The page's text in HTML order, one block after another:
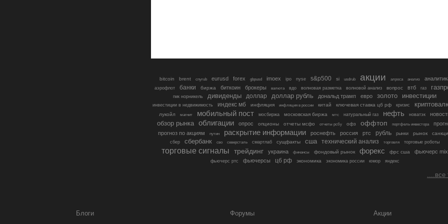
bitcoin brent cnyrub eurusd forex gbpusd imoex ipo nyse s&p500 si usdrub акции алроса анализ
аэрофлот банки биржа биткоин брокеры валюта вдо волновая разметка волновой анализ вопрос втб газ
гмк норникель дивиденды доллар доллар рубль дональд трамп евро золото инвестиции
инвестиции в недвижимость индекс мб инфляция инфляция в россии китай ключевая ставка цб рф кризис
лукойл магнит мобильный пост мосбиржа московская биржа мтс натуральный газ нефть новатэк
обзор рынка облигации опрос опционы отчеты мсфо отчеты рсбу офз оффтоп портфель инвестора
прогноз по акциям
путин раскрытие информации роснефть россия ртс рубль рынки рынок
сбер сбербанк сво северсталь смартлаб сущфакты сша технический анализ торговля торговые роботы
торговые сигналы трейдинг украина финансы фондовый рынок форекс фрс сша фьючерс mix
фьючерс ртс фьючерсы цб рф экономика экономика россии юмор яндекс
....все
Блоги Форумы Акции